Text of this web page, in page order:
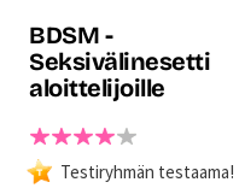
BDSM -
Seksivälinesetti
aloittelijoille
Testiryhmän testaama!